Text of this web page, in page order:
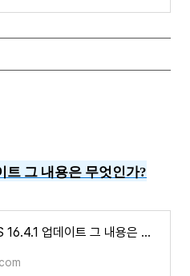
트 그 내용은 무엇인가?
Apple tvOS 16.4.1 업데이트 그 내용은 무엇인가?